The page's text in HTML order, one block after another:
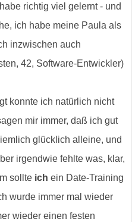
richtig viel gelernt - und
ich habe meine Paula als
inzwischen auch
42, Software-Entwickler)
konnte ich natürlich nicht
mir immer, daß ich gut
glücklich alleine, und
irgendwie fehlte was, klar,
sollte ich ein Date-Training
wurde immer mal wieder
wieder einen festen